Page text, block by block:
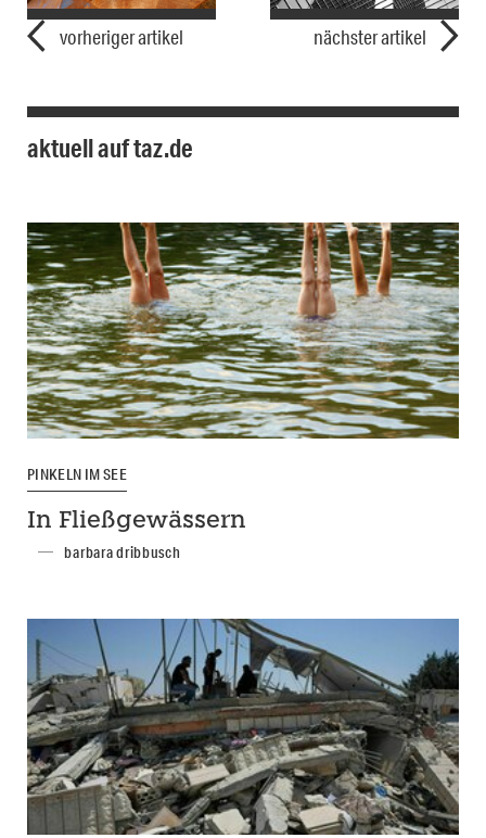
vorheriger artikel nächster artikel
aktuell auf taz.de
PINKELN IM SEE
In Fließgewässern
barbara dribbusch